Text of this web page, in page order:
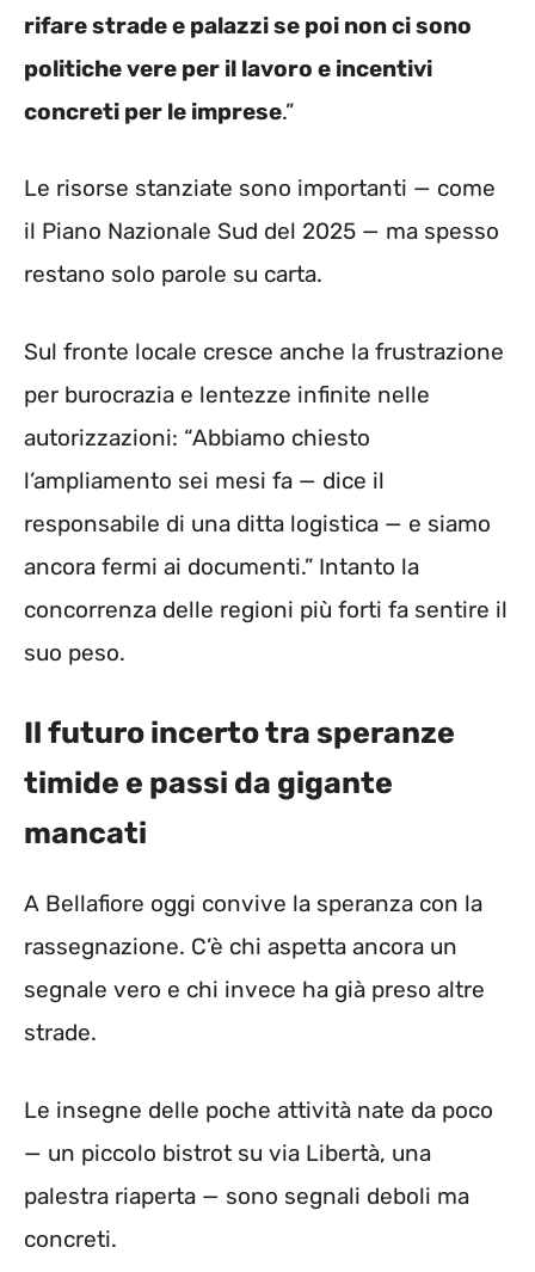
rifare strade e palazzi se poi non ci sono
politiche vere per il lavoro e incentivi
concreti per le imprese.”
Le risorse stanziate sono importanti — come
il Piano Nazionale Sud del 2025 — ma spesso
restano solo parole su carta.
Sul fronte locale cresce anche la frustrazione
per burocrazia e lentezze infinite nelle
autorizzazioni: “Abbiamo chiesto
l’ampliamento sei mesi fa — dice il
responsabile di una ditta logistica — e siamo
ancora fermi ai documenti.” Intanto la
concorrenza delle regioni più forti fa sentire il
suo peso.
Il futuro incerto tra speranze
timide e passi da gigante
mancati
A Bellafiore oggi convive la speranza con la
rassegnazione. C’è chi aspetta ancora un
segnale vero e chi invece ha già preso altre
strade.
Le insegne delle poche attività nate da poco
— un piccolo bistrot su via Libertà, una
palestra riaperta — sono segnali deboli ma
concreti.